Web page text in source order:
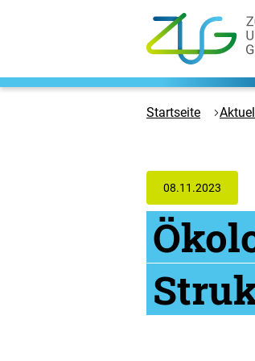
Zukunft
Umwelt
Zur
Startseite
Startseite
08.11.2023